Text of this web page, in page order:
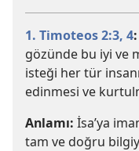
1. Timoteos 2:3, 4:
gözünde bu iyi ve
isteği her tür
edinmesi ve
Anlamı: İsa’ya
tam ve doğru